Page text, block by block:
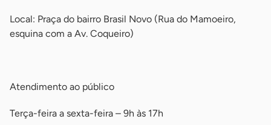
Local: Praça do bairro Brasil Novo (Rua do Mamoeiro,
esquina com a Av. Coqueiro)
Atendimento ao público
Terça-feira a sexta-feira – 9h às 17h